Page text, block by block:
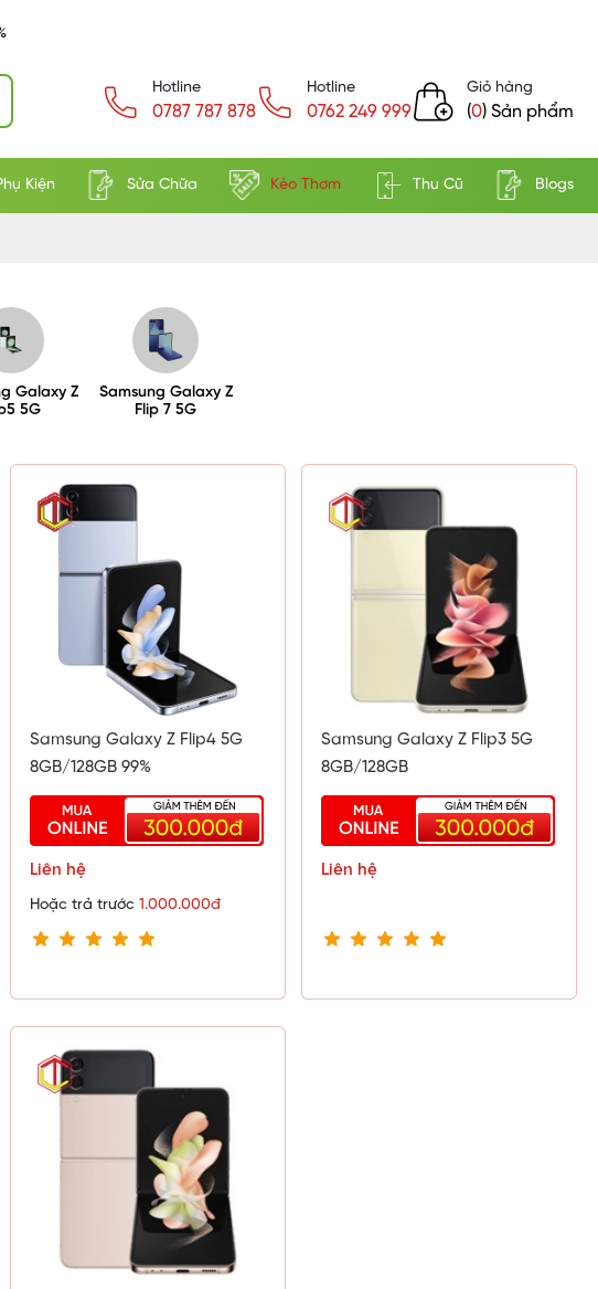
Hotline
0787 787 878
Hotline
0762 249 999
Giỏ hàng
(0) Sản phẩm
Kiện Sửa Chữa Kèo Thơm Thu Cũ Blogs
Galaxy Z
5G
Samsung Galaxy Z
Flip 7 5G
Samsung Galaxy Z Flip4 5G
8GB/128GB 99%
Liên hệ
Hoặc trả trước 1.000.000đ
Samsung Galaxy Z Flip3 5G
8GB/128GB
Liên hệ